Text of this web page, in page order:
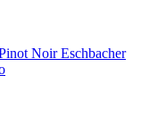
Noir Eschbacher